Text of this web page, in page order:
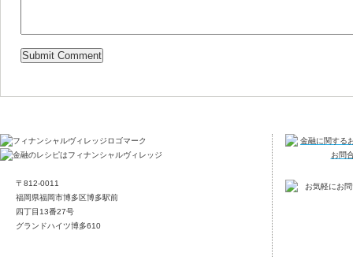
〒812-0011
福岡県福岡市博多区博多駅前
四丁目13番27号
グランドハイツ博多610